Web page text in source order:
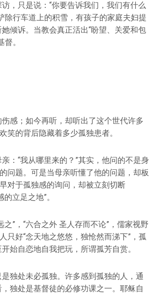
，只是说：“你要告诉我们，我们有什么
除行车道上的积雪，有孩子的家庭夫妇提
倾诉。当教会真正活出“盼望、关爱和包
。
感；如今再听，却听出了这个世代许多
笑的背后隐藏着多少孤独患者。
：“我从哪里来的？”其实，他问的不是身
问题。可是当母亲听懂了他的问题，却板
对于孤独感的询问，却被立刻切断
立足之地”。
”，“六合之外 圣人存而不论”，儒家视野
只好“念天地之悠悠，独怆然而涕下”，孤
始自恋地自我把玩，所谓孤芳自赏。
独处未必孤独。许多感到孤独的人，通
独处是基督徒的必修功课之一。耶稣自